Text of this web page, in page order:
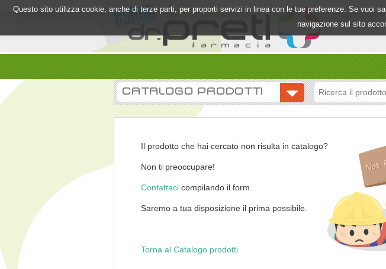
Questo sito utilizza cookie, anche di terze parti, per proporti servizi in linea con le tue preferenze. Se vuoi
navigazione sul sito
CATALOGO PRODOTTI
Il prodotto che hai cercato non risulta in catalogo?
Non ti preoccupare!
Contattaci compilando il form.
Saremo a tua disposizione il prima possibile.
Torna al Catalogo prodotti